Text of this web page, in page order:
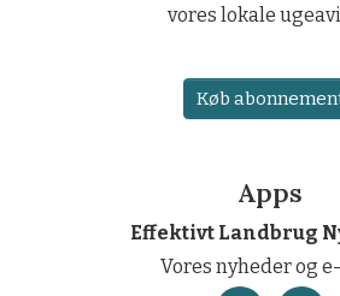
vores lokale
Køb
Apps
Effektivt Landbrug
Vores nyheder og